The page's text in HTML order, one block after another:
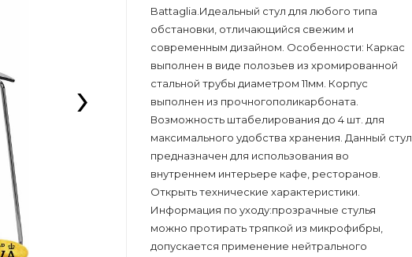
›
Battaglia.Идеальный стул для любого типа
обстановки, отличающийся свежим и
современным дизайном. Особенности: Каркас
выполнен в виде полозьев из хромированной
стальной трубы диаметром 11мм. Корпус
выполнен из прочногополикарбоната.
Возможность штабелирования до 4 шт. для
максимального удобства хранения. Данный стул
предназначен для использования во
внутреннем интерьере кафе, ресторанов.
Открыть технические характеристики.
Информация по уходу:прозрачные стулья
можно протирать тряпкой из микрофибры,
допускается применение нейтрального